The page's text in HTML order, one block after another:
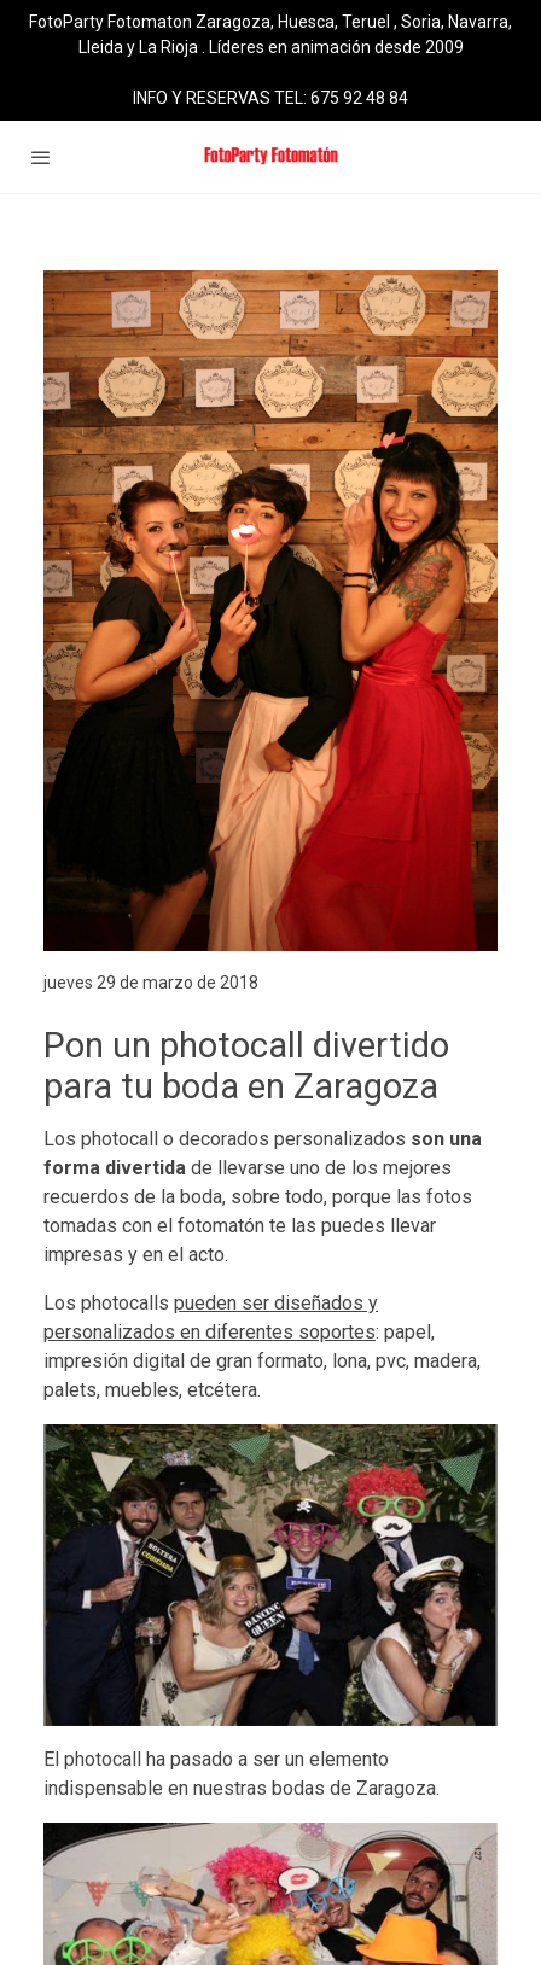
FotoParty Fotomaton Zaragoza, Huesca, Teruel , Soria, Navarra,
Lleida y La Rioja . Líderes en animación desde 2009
INFO Y RESERVAS TEL: 675 92 48 84
jueves 29 de marzo de 2018
Pon un photocall divertido
para tu boda en Zaragoza
Los photocall o decorados personalizados son una
forma divertida de llevarse uno de los mejores
recuerdos de la boda, sobre todo, porque las fotos
tomadas con el fotomatón te las puedes llevar
impresas y en el acto.
Los photocalls pueden ser diseñados y
personalizados en diferentes soportes: papel,
impresión digital de gran formato, lona, pvc, madera,
palets, muebles, etcétera.
El photocall ha pasado a ser un elemento
indispensable en nuestras bodas de Zaragoza.